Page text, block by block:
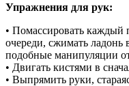
Упражнения для рук:
• Помассировать каждый
очереди, сжимать ладонь
подобные манипуляции
• Двигать кистями в
• Выпрямить руки,